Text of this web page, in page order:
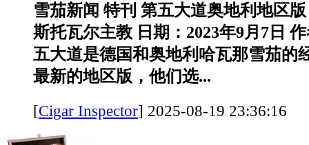
雪茄新闻 特刊 第五大道奥地利地区
斯托瓦尔主教 日期：2023年9月7日
五大道是德国和奥地利哈瓦那雪茄的
最新的地区版，他们选...
[Cigar Inspector] 2025-08-19